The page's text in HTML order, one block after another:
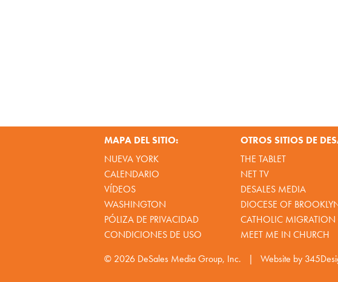
MAPA DEL SITIO:
NUEVA YORK
CALENDARIO
VÍDEOS
WASHINGTON
PÓLIZA DE PRIVACIDAD
CONDICIONES DE USO
OTROS SITIOS DE
THE TABLET
NET TV
DESALES MEDIA
DIOCESE OF
CATHOLIC MIGRATION
MEET ME IN CHURCH
© 2026 DeSales Media Group, Inc. | Website by